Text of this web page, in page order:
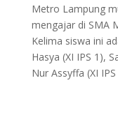
Metro Lampung
mengajar di SMA
Kelima siswa ini
Hasya (XI IPS 1),
Nur Assyffa (XI